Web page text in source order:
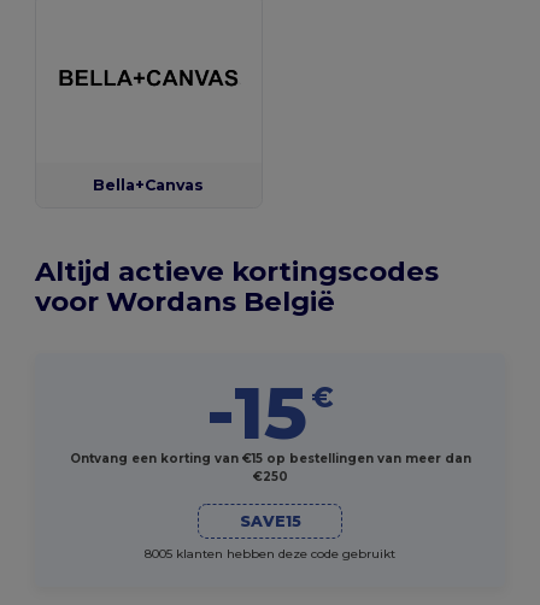
Bella+Canvas
Altijd actieve kortingscodes
voor Wordans België
-15€
Ontvang een korting van €15 op bestellingen van meer dan
€250
SAVE15
8005 klanten hebben deze code gebruikt